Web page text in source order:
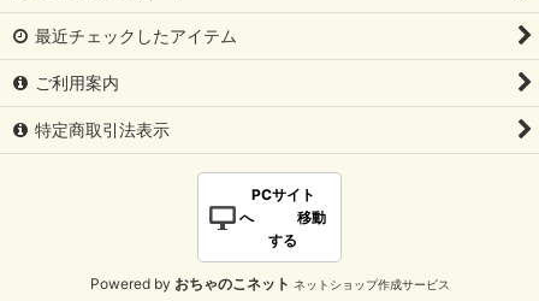
最近チェックしたアイテム
ご利用案内
特定商取引法表示
PCサイト
へ 移動
する
Powered by おちゃのこネット ネットショップ作成サービス